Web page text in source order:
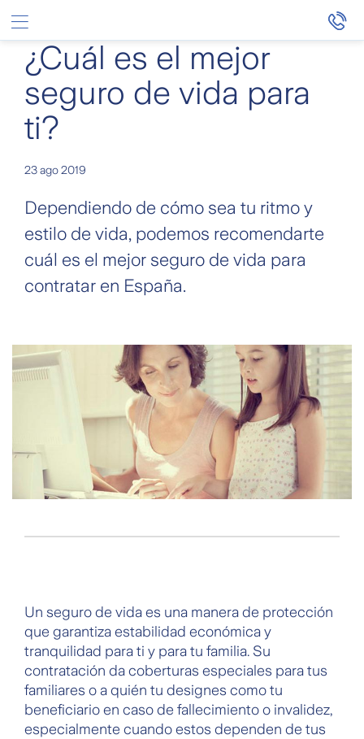
Saltar al contenido principal
¿Cuál es el mejor
seguro de vida para
ti?
23 ago 2019
Dependiendo de cómo sea tu ritmo y
estilo de vida, podemos recomendarte
cuál es el mejor seguro de vida para
contratar en España.
Un seguro de vida es una manera de protección
que garantiza estabilidad económica y
tranquilidad para ti y para tu familia. Su
contratación da coberturas especiales para tus
familiares o a quién tu designes como tu
beneficiario en caso de fallecimiento o invalidez,
especialmente cuando estos dependen de tus